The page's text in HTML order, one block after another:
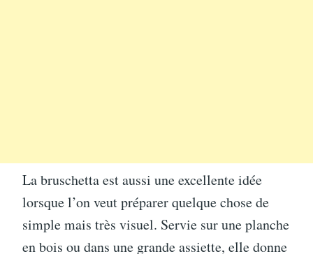
La bruschetta est aussi une excellente idée
lorsque l’on veut préparer quelque chose de
simple mais très visuel. Servie sur une planche
en bois ou dans une grande assiette, elle donne